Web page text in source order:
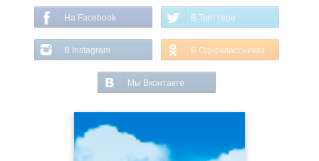
На Facebook В Твиттере
В Instagram В Одноклассниках
Мы Вконтакте